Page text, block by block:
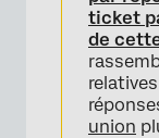
ticket
de
union